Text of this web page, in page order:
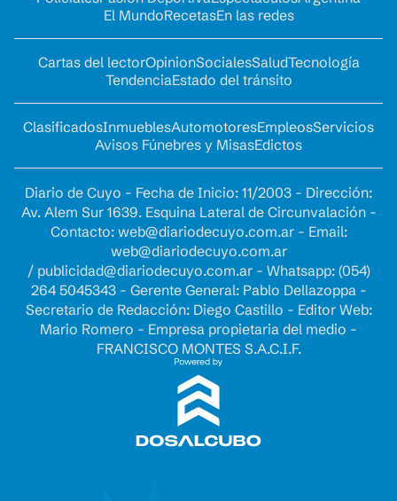
El MundoRecetasEn las redes
Cartas del lectorOpinionSocialesSaludTecnología
TendenciaEstado del tránsito
ClasificadosInmueblesAutomotoresEmpleosServicios
Avisos Fúnebres y MisasEdictos
Diario de Cuyo - Fecha de Inicio: 11/2003 - Dirección:
Av. Alem Sur 1639. Esquina Lateral de Circunvalación -
Contacto: web@diariodecuyo.com.ar- Email:
web@diariodecuyo.com.ar
/ publicidad@diariodecuyo.com.ar- Whatsapp: (054)
264 5045343 - Gerente General: Pablo Dellazoppa -
Secretario de Redacción: Diego Castillo - Editor Web:
Mario Romero - Empresa propietaria del medio -
FRANCISCO MONTES S.A.C.I.F.